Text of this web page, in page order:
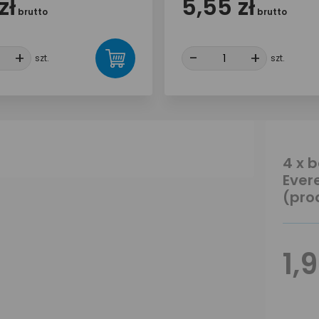
brutto
+ +
szt.
5,55 zł brutto
- + +
szt.
4 x